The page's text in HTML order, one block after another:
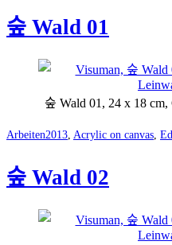
숲 Wald 01
숲 Wald 01, 24 x 18
Categorized
as
ArbeitenTagged
2013 Acrylic on canvas
숲 Wald 02